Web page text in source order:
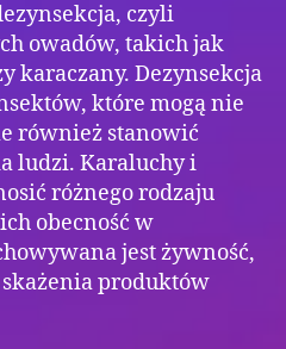
czyli
owadów, takich jak
karaczany. Dezynsekcja
które mogą nie
również stanowić
ludzi. Karaluchy i
różnego rodzaju
obecność w
jest żywność,
produktów